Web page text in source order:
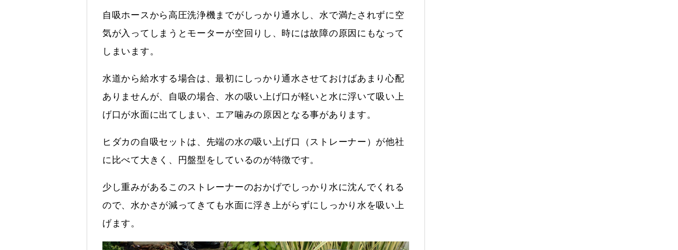
自吸ホースから高圧洗浄機までがしっかり通水し、水で満たされずに空
気が入ってしまうとモーターが空回りし、時には故障の原因にもなって
しまいます。
水道から給水する場合は、最初にしっかり通水させておけばあまり心配
ありませんが、自吸の場合、水の吸い上げ口が軽いと水に浮いて吸い上
げ口が水面に出てしまい、エア噛みの原因となる事があります。
ヒダカの自吸セットは、先端の水の吸い上げ口（ストレーナー）が他社
に比べて大きく、円盤型をしているのが特徴です。
少し重みがあるこのストレーナーのおかげでしっかり水に沈んでくれる
ので、水かさが減ってきても水面に浮き上がらずにしっかり水を吸い上
げます。